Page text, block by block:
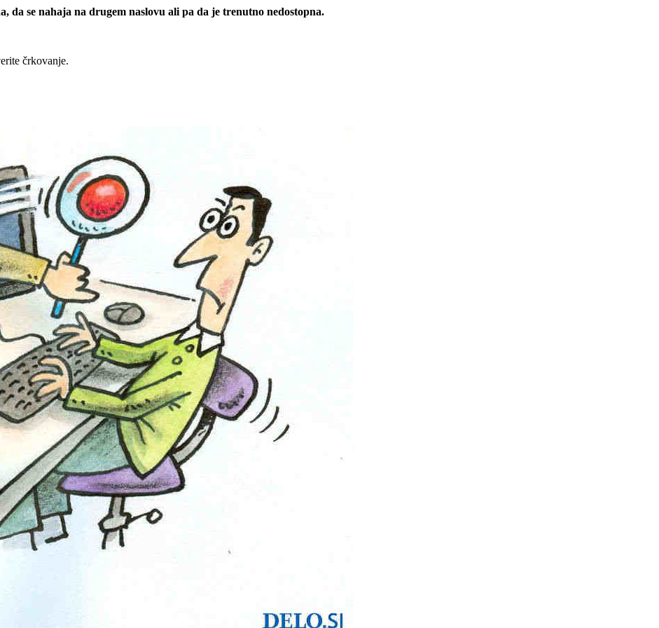
da se nahaja na drugem naslovu ali pa da je trenutno nedostopna.
črkovanje.